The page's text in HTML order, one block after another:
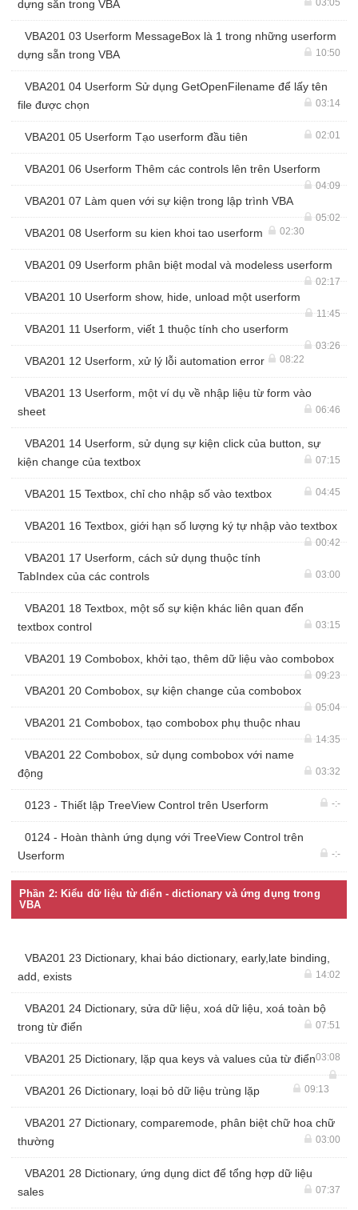
dựng sẵn trong VBA 03:05
VBA201 03 Userform MessageBox là 1 trong những userform
dựng sẵn trong VBA
10:50
VBA201 04 Userform Sử dụng GetOpenFilename để lấy tên
file được chọn
03:14
VBA201 05 Userform Tạo userform đầu tiên 02:01
VBA201 06 Userform Thêm các controls lên trên Userform
04:09
VBA201 07 Làm quen với sự kiện trong lập trình VBA
05:02
VBA201 08 Userform su kien khoi tao userform 02:30
VBA201 09 Userform phân biệt modal và modeless userform
02:17
VBA201 10 Userform show, hide, unload một userform
11:45
VBA201 11 Userform, viết 1 thuộc tính cho userform
03:26
VBA201 12 Userform, xử lý lỗi automation error 08:22
VBA201 13 Userform, một ví dụ về nhập liệu từ form vào
sheet
06:46
VBA201 14 Userform, sử dụng sự kiện click của button, sự
kiện change của textbox
07:15
VBA201 15 Textbox, chỉ cho nhập số vào textbox 04:45
VBA201 16 Textbox, giới hạn số lượng ký tự nhập vào textbox
00:42
VBA201 17 Userform, cách sử dụng thuộc tính
TabIndex của các controls
03:00
VBA201 18 Textbox, một số sự kiện khác liên quan đến
textbox control
03:15
VBA201 19 Combobox, khởi tạo, thêm dữ liệu vào combobox
09:23
VBA201 20 Combobox, sự kiện change của combobox
05:04
VBA201 21 Combobox, tạo combobox phụ thuộc nhau
14:35
VBA201 22 Combobox, sử dụng combobox với name
động
03:32
0123 - Thiết lập TreeView Control trên Userform -:-
0124 - Hoàn thành ứng dụng với TreeView Control trên
Userform
-:-
Phần 2: Kiểu dữ liệu từ điển - dictionary và ứng dụng trong
VBA
VBA201 23 Dictionary, khai báo dictionary, early,late binding,
add, exists
14:02
VBA201 24 Dictionary, sửa dữ liệu, xoá dữ liệu, xoá toàn bộ
trong từ điển
07:51
VBA201 25 Dictionary, lặp qua keys và values của từ điển03:08
VBA201 26 Dictionary, loại bỏ dữ liệu trùng lặp 09:13
VBA201 27 Dictionary, comparemode, phân biệt chữ hoa chữ
thường
03:00
VBA201 28 Dictionary, ứng dụng dict để tổng hợp dữ liệu
sales
07:37